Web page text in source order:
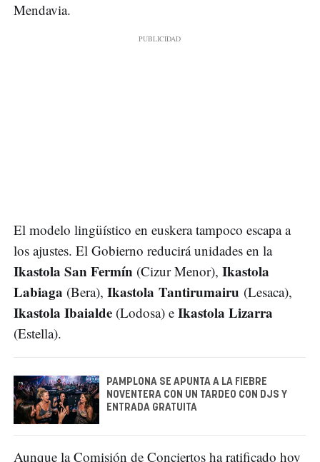
Mendavia.
El modelo lingüístico en euskera tampoco escapa a
los ajustes. El Gobierno reducirá unidades en la
Ikastola San Fermín (Cizur Menor), Ikastola
Labiaga (Bera), Ikastola Tantirumairu (Lesaca),
Ikastola Ibaialde (Lodosa) e Ikastola Lizarra
(Estella).
PAMPLONA SE APUNTA A LA FIEBRE
NOVENTERA CON UN TARDEO CON DJS Y
ENTRADA GRATUITA
Aunque la Comisión de Conciertos ha ratificado hoy